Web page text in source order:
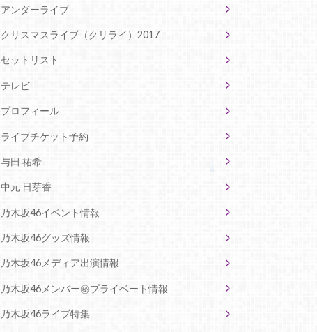
アンダーライブ
クリスマスライブ（クリライ）2017
セットリスト
テレビ
プロフィール
ライブチケット予約
与田 祐希
中元 日芽香
乃木坂46イベント情報
乃木坂46グッズ情報
乃木坂46メディア出演情報
乃木坂46メンバー㊙プライベート情報
乃木坂46ライブ特集